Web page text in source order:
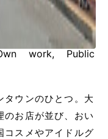
work, Public
タウンのひとつ。大
のお店が並び、おい
コスメやアイドルグ